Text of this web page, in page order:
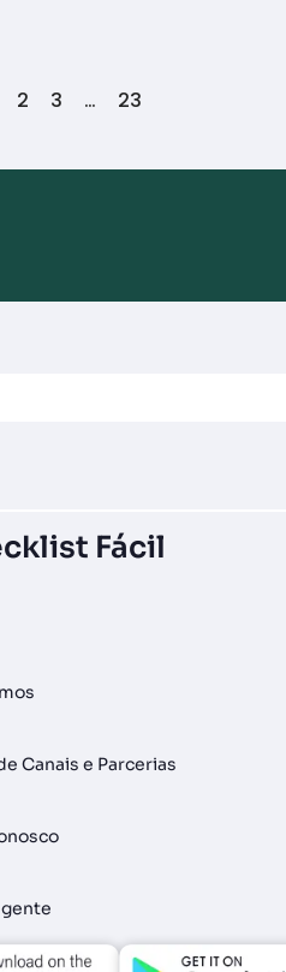
2 3 … 23
Fácil
Canais e Parcerias
gente